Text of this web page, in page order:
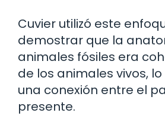
Cuvier utilizó este
demostrar que la
animales fósiles era
de los animales vivos,
una conexión entre el
presente.